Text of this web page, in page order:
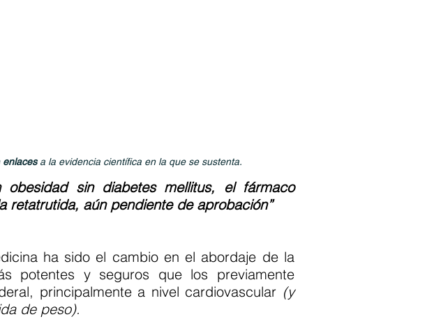
enlacesa la evidencia científica en la que se sustenta.
sin diabetes mellitus, el fármaco
retatrutida, aún pendiente de aprobación”
ha sido el cambio en el abordaje de la
potentes y seguros que los previamente
principalmente a nivel cardiovascular (y
de peso).